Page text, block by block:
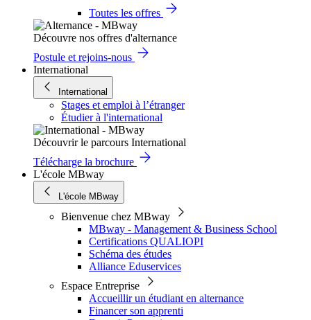
Toutes les offres
Découvre nos offres d'alternance
Postule et rejoins-nous
International
International
Stages et emploi à l’étranger
Étudier à l'international
Découvrir le parcours International
Télécharge la brochure
L'école MBway
L'école MBway
Bienvenue chez MBway
MBway - Management & Business School
Certifications QUALIOPI
Schéma des études
Alliance Eduservices
Espace Entreprise
Accueillir un étudiant en alternance
Financer son apprenti